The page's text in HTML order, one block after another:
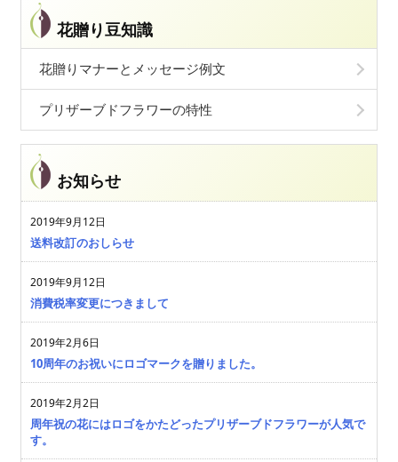
花贈り豆知識
花贈りマナーとメッセージ例文
プリザーブドフラワーの特性
お知らせ
2019年9月12日
送料改訂のおしらせ
2019年9月12日
消費税率変更につきまして
2019年2月6日
10周年のお祝いにロゴマークを贈りました。
2019年2月2日
周年祝の花にはロゴをかたどったプリザーブドフラワーが人気で
す。